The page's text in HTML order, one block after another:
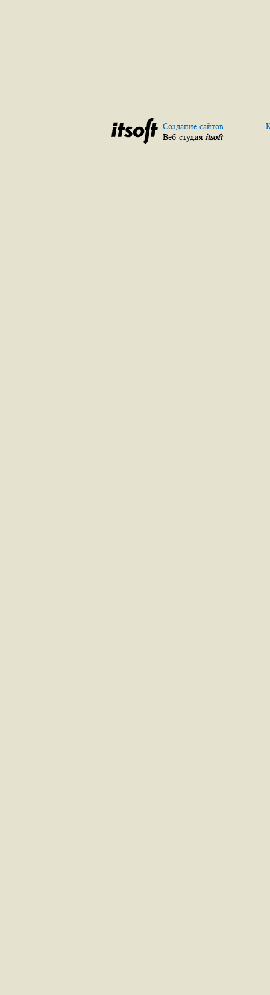
Создание сайтов
Веб-студия itsoft